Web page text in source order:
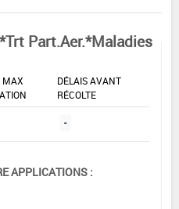
Part.Aer.*Maladies
MAX
DÉLAIS AVANT
RÉCOLTE
-
APPLICATIONS :